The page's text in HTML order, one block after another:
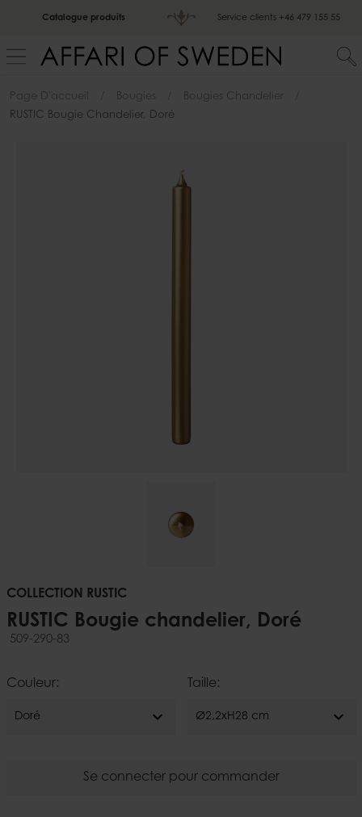
Catalogue produits Service clients +46 479 155 55
Page D'accueil Bougies
Bougies Chandelier
RUSTIC Bougie Chandelier, Doré
COLLECTION RUSTIC
RUSTIC Bougie chandelier, Doré
509-290-83
Couleur:
Doré expand_more
Taille:
Ø2,2xH28 cm expand_more
Se connecter pour commander